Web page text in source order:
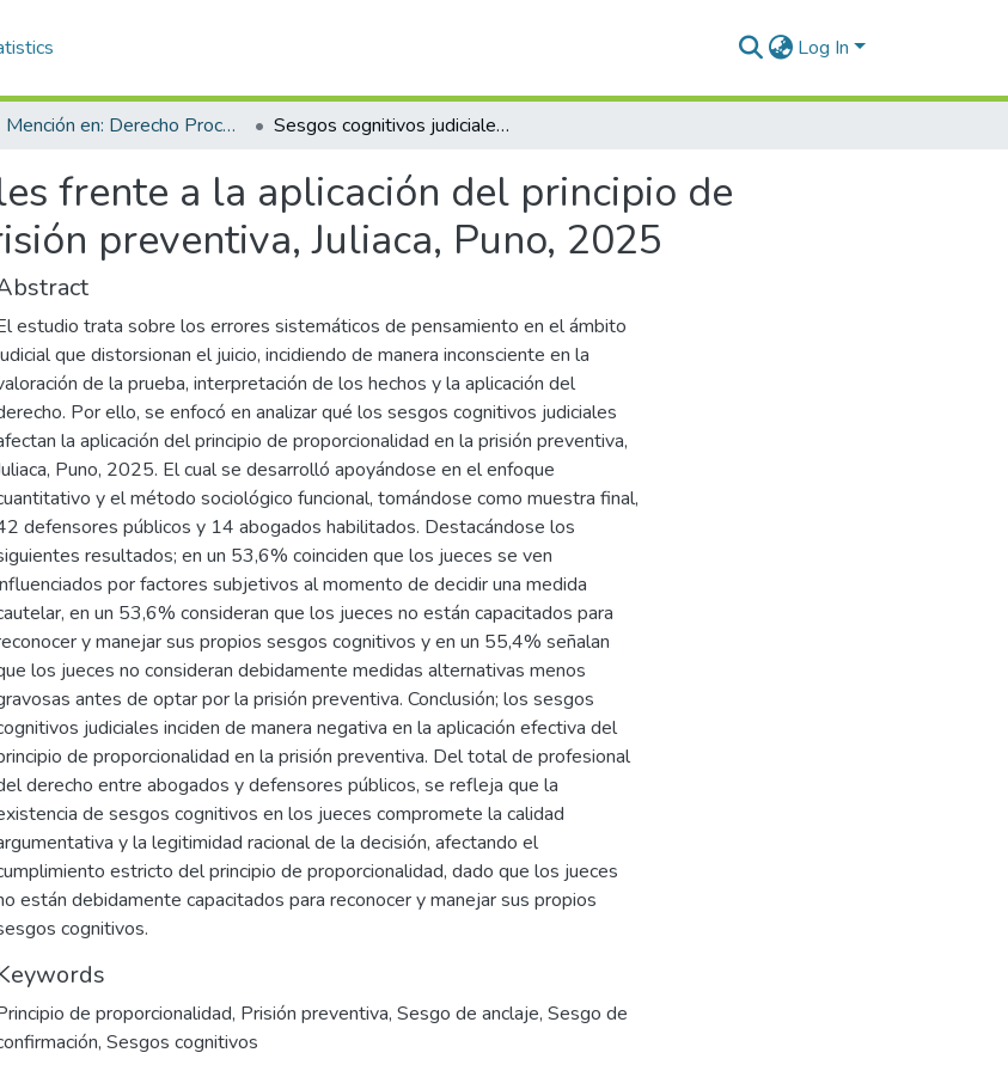
Log In
Mención en: Derecho Procesal Penal Sesgos cognitivos judiciales frente a la aplicación del principio de proporcionalidad en la prisión preventiva, Juliaca, Puno, 2025
frente a la aplicación del principio de
preventiva, Juliaca, Puno, 2025
estudio trata sobre los errores sistemáticos de pensamiento en el ámbito
que distorsionan el juicio, incidiendo de manera inconsciente en la
de la prueba, interpretación de los hechos y la aplicación del
Por ello, se enfocó en analizar qué los sesgos cognitivos judiciales
la aplicación del principio de proporcionalidad en la prisión preventiva,
Puno, 2025. El cual se desarrolló apoyándose en el enfoque
y el método sociológico funcional, tomándose como muestra final,
defensores públicos y 14 abogados habilitados. Destacándose los
resultados; en un 53,6% coinciden que los jueces se ven
por factores subjetivos al momento de decidir una medida
en un 53,6% consideran que los jueces no están capacitados para
y manejar sus propios sesgos cognitivos y en un 55,4% señalan
los jueces no consideran debidamente medidas alternativas menos
antes de optar por la prisión preventiva. Conclusión; los sesgos
judiciales inciden de manera negativa en la aplicación efectiva del
de proporcionalidad en la prisión preventiva. Del total de profesional
derecho entre abogados y defensores públicos, se refleja que la
de sesgos cognitivos en los jueces compromete la calidad
y la legitimidad racional de la decisión, afectando el
estricto del principio de proporcionalidad, dado que los jueces
están debidamente capacitados para reconocer y manejar sus propios
cognitivos.
de proporcionalidad, Prisión preventiva, Sesgo de anclaje, Sesgo de
, Sesgos cognitivos